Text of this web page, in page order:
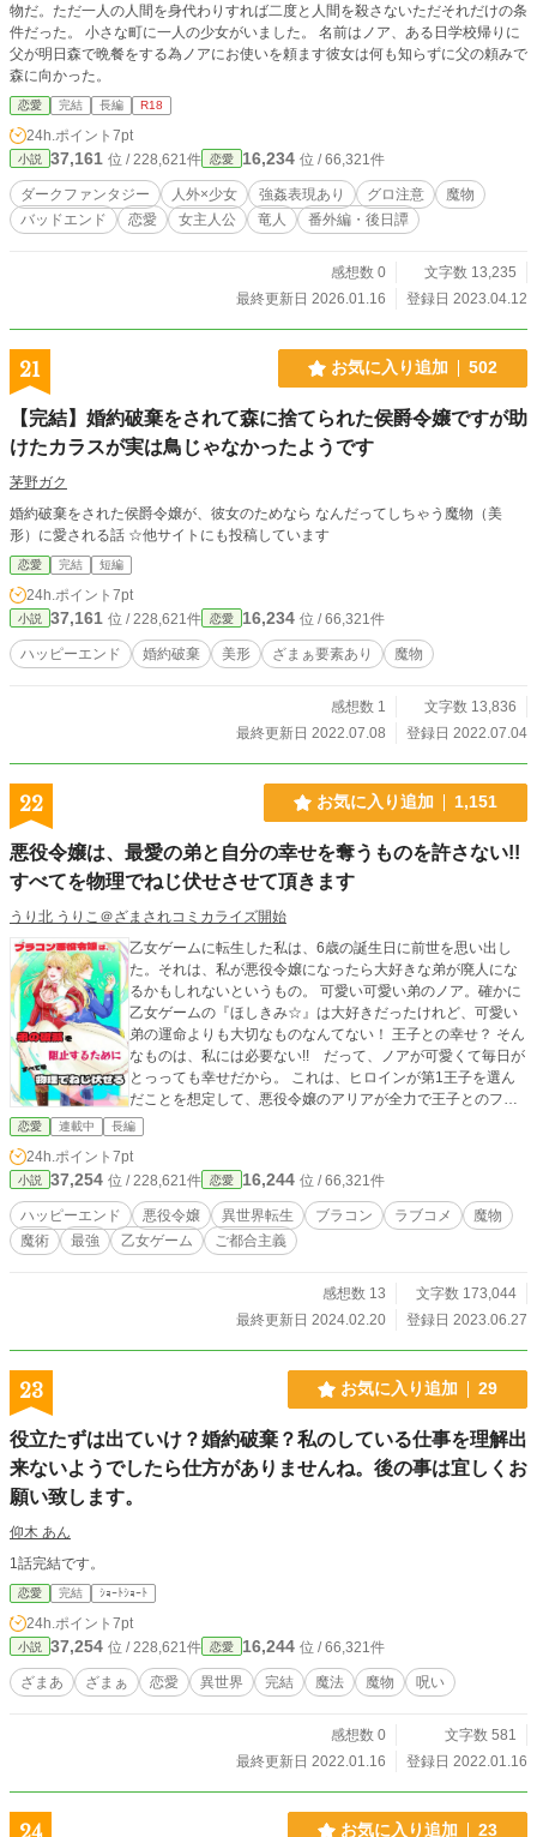
物だ。ただ一人の人間を身代わりすれば二度と人間を殺さないただそれだけの条
件だった。 小さな町に一人の少女がいました。 名前はノア、ある日学校帰りに
父が明日森で晩餐をする為ノアにお使いを頼ます彼女は何も知らずに父の頼みで
森に向かった。
恋愛 完結 長編 R18
24h.ポイント 7pt
小説 37,161 位 / 228,621件 恋愛 16,234 位 / 66,321件
ダークファンタジー 人外×少女 強姦表現あり グロ注意
魔物
バッドエンド
恋愛 女主人公 竜人 番外編・後日譚
感想数 0
文字数 13,235
最終更新日 2026.01.16
登録日 2023.04.12
21 お気に入り追加 502
【完結】婚約破棄をされて森に捨てられた侯爵令嬢ですが助
けたカラスが実は鳥じゃなかったようです
茅野ガク
婚約破棄をされた侯爵令嬢が、彼女のためなら なんだってしちゃう魔物（美
形）に愛される話 ☆他サイトにも投稿しています
恋愛 完結 短編
24h.ポイント 7pt
小説 37,161 位 / 228,621件 恋愛 16,234 位 / 66,321件
ハッピーエンド 婚約破棄 美形 ざまぁ要素あり 魔物
感想数 1
文字数 13,836
最終更新日 2022.07.08
登録日 2022.07.04
22 お気に入り追加 1,151
悪役令嬢は、最愛の弟と自分の幸せを奪うものを許さない!!
すべてを物理でねじ伏せさせて頂きます
うり北 うりこ＠ざまされコミカライズ開始
乙女ゲームに転生した私は、6歳の誕生日に前世を思い出し
た。それは、私が悪役令嬢になったら大好きな弟が廃人にな
るかもしれないというもの。 可愛い可愛い弟のノア。確かに
乙女ゲームの『ほしきみ☆』は大好きだったけれど、可愛い
弟の運命よりも大切なものなんてない！ 王子との幸せ？ そん
なものは、私には必要ない!! だって、ノアが可愛くて毎日が
とっっても幸せだから。 これは、ヒロインが第1王子を選ん
だことを想定して、悪役令嬢のアリアが全力で王子とのフラ
グをへし折ったり、魔術で身体強化を極めたり、運命の人に
出会ったり……。 自分と弟の幸せをつかむ物語です。そし
て、問題は物理で解決します。 第1章 王都編完結しました
前世の記憶を取り戻したり、王家とあれこれある章です。
第2章 領地編開始です お米を求めたり、魔物を従えた
り、運命の人と出会ったり……。とにかく、アリアが乙女脳
筋になっていく章です。 イラスト：天宮叶様に描いて頂きま
恋愛 連載中 長編
24h.ポイント 7pt
小説 37,254 位 / 228,621件 恋愛 16,244 位 / 66,321件
ハッピーエンド 悪役令嬢 異世界転生 ブラコン ラブコメ
魔物
魔術
最強 乙女ゲーム ご都合主義
感想数 13
文字数 173,044
最終更新日 2024.02.20
登録日 2023.06.27
23 お気に入り追加 29
役立たずは出ていけ？婚約破棄？私のしている仕事を理解出
来ないようでしたら仕方がありませんね。後の事は宜しくお
願い致します。
仰木 あん
1話完結です。
恋愛 完結 ｼｮｰﾄｼｮｰﾄ
24h.ポイント 7pt
小説 37,254 位 / 228,621件 恋愛 16,244 位 / 66,321件
ざまあ ざまぁ 恋愛 異世界 完結 魔法 魔物 呪い
感想数 0
文字数 581
最終更新日 2022.01.16
登録日 2022.01.16
24 お気に入り追加 23